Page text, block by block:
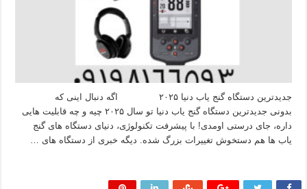
جدیدترین دستگاه گنج یاب دنیا ۲۰۲۵ اگه دنبال اینی که
بدونی جدیدترین دستگاه گنج یاب دنیا تو سال ۲۰۲۵ چیه و چه قابلیت‌ هایی
داره، جای درستی اومدی! با پیشرفت تکنولوژی، دنیای دستگاه های گنج
یاب ها هم دستخوش تغییرات بزرگ شده. دیگه خبری از دستگاه‌ های …